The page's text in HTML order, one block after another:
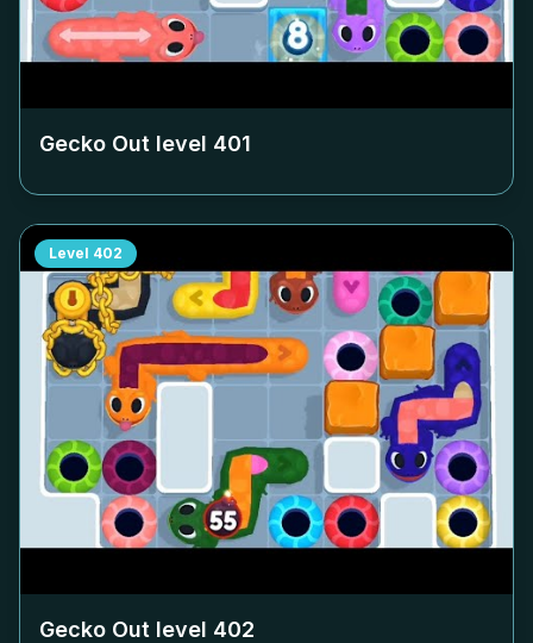
Gecko Out level 401
Level 402
Gecko Out level 402